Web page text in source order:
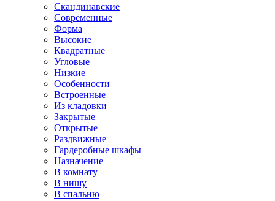
Скандинавские
Современные
Форма
Высокие
Квадратные
Угловые
Низкие
Особенности
Встроенные
Из кладовки
Закрытые
Открытые
Раздвижные
Гардеробные шкафы
Назначение
В комнату
В нишу
В спальню